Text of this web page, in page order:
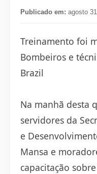
Publicado em: agosto
Treinamento foi
Bombeiros e
Brazil
Na manhã desta
servidores da
e
Mansa e
capacitação